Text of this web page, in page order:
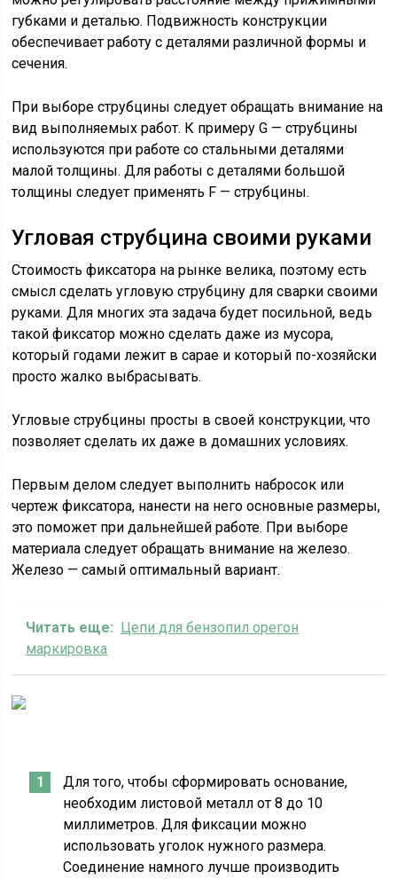
губками и деталью. Подвижность конструкции
обеспечивает работу с деталями различной формы и
сечения.
При выборе струбцины следует обращать внимание на
вид выполняемых работ. К примеру G — струбцины
используются при работе со стальными деталями
малой толщины. Для работы с деталями большой
толщины следует применять F — струбцины.
Угловая струбцина своими руками
Стоимость фиксатора на рынке велика, поэтому есть
смысл сделать угловую струбцину для сварки своими
руками. Для многих эта задача будет посильной, ведь
такой фиксатор можно сделать даже из мусора,
который годами лежит в сарае и который по-хозяйски
просто жалко выбрасывать.
Угловые струбцины просты в своей конструкции, что
позволяет сделать их даже в домашних условиях.
Первым делом следует выполнить набросок или
чертеж фиксатора, нанести на него основные размеры,
это поможет при дальнейшей работе. При выборе
материала следует обращать внимание на железо.
Железо — самый оптимальный вариант.
Читать еще: Цепи для бензопил орегон
маркировка
Для того, чтобы сформировать основание,
необходим листовой металл от 8 до 10
миллиметров. Для фиксации можно
использовать уголок нужного размера.
Соединение намного лучше производить